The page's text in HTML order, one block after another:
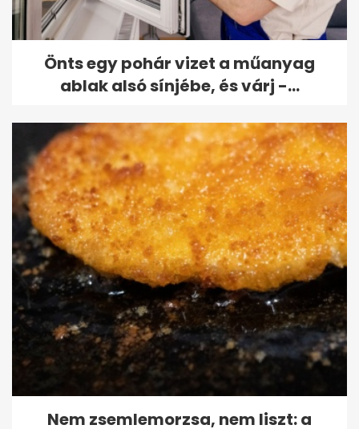
Önts egy pohár vizet a műanyag
ablak alsó sínjébe, és várj -...
Nem zsemlemorzsa, nem liszt: a